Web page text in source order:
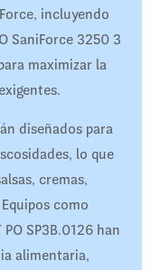
incluyendo
SaniForce 3250 3
maximizar la
diseñados para
lo que
cremas,
como
SP3B.0126 han
alimentaria,